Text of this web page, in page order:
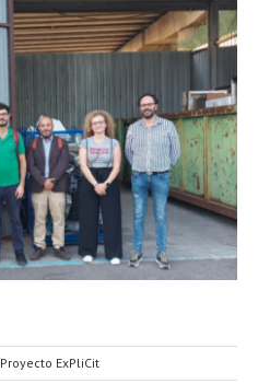
Proyecto ExPliCit